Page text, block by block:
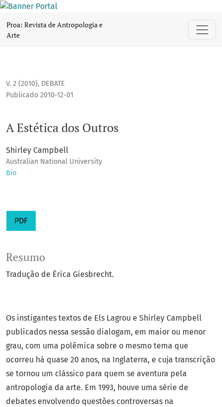
Proa: Revista de Antropologia e
Arte
V. 2 (2010), DEBATE
A Estética dos Outros
Publicado 2010-12-01
Shirley Campbell
Australian National University
Bio
PDF
Resumo
Tradução de Érica Giesbrecht.
Os instigantes textos de Els Lagrou e Shirley Campbell
publicados nessa sessão dialogam, em maior ou menor
grau, com uma polêmica sobre o mesmo tema que
ocorreu há quase 20 anos, na Inglaterra, e cuja transcrição
se tornou um clássico para quem se aventura pela
antropologia da arte. Em 1993, houve uma série de
debates envolvendo questões controversas na